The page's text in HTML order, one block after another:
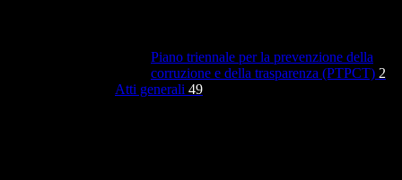
Piano triennale per la prevenzione della
corruzione e della trasparenza (PTPCT) 2
Atti generali 49